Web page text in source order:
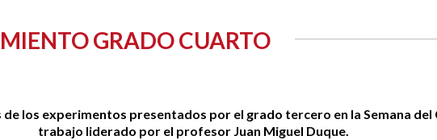
GRADO CUARTO
los experimentos presentados por el grado tercero en la Semana del
trabajo liderado por el profesor Juan Miguel Duque.